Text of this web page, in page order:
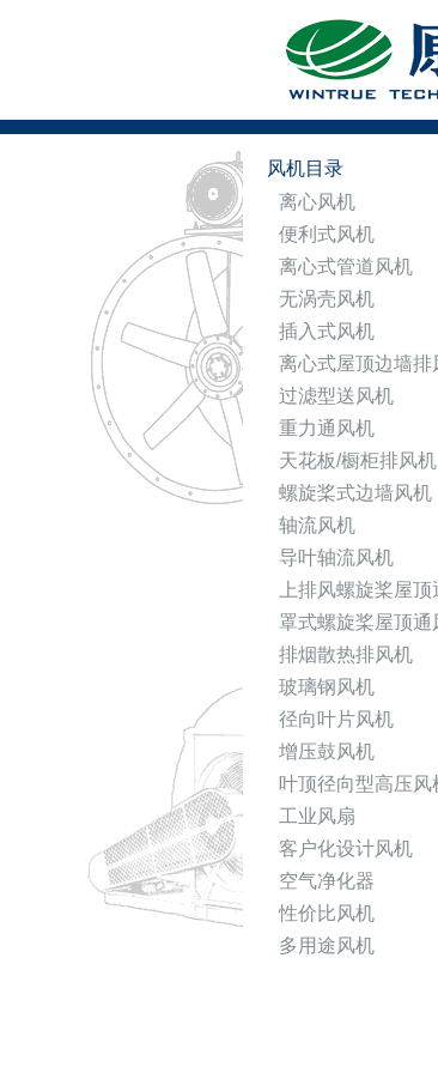
风机目录
离心风机
便利式风机
离心式管道风机
无涡壳风机
插入式风机
离心式屋顶边墙排
过滤型送风机
重力通风机
天花板/橱柜排风机
螺旋桨式边墙风机
轴流风机
导叶轴流风机
上排风螺旋桨屋
罩式螺旋桨屋顶通
排烟散热排风机
玻璃钢风机
径向叶片风机
增压鼓风机
叶顶径向型高压风
工业风扇
客户化设计风机
空气净化器
性价比风机
多用途风机